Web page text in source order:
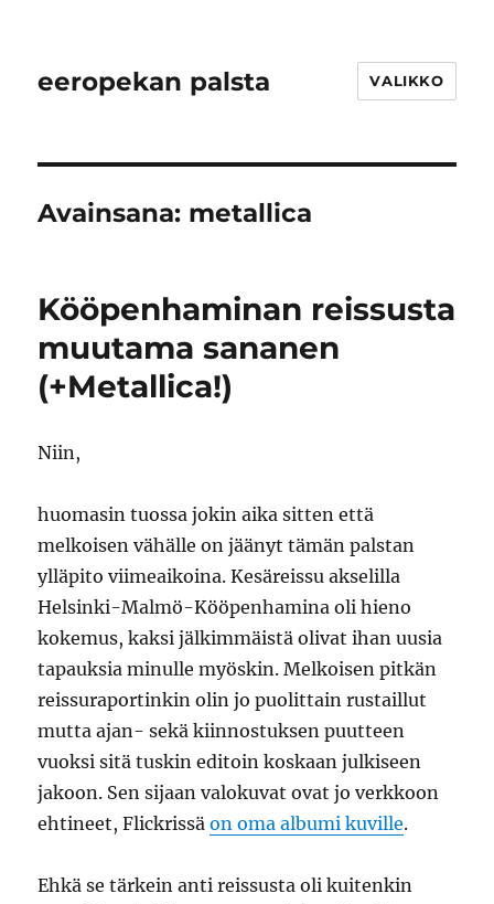
eeropekan palsta VALIKKO
Avainsana: metallica
Kööpenhaminan reissusta
muutama sananen
(+Metallica!)
Niin,
huomasin tuossa jokin aika sitten että
melkoisen vähälle on jäänyt tämän palstan
ylläpito viimeaikoina. Kesäreissu akselilla
Helsinki-Malmö-Kööpenhamina oli hieno
kokemus, kaksi jälkimmäistä olivat ihan uusia
tapauksia minulle myöskin. Melkoisen pitkän
reissuraportinkin olin jo puolittain rustaillut
mutta ajan- sekä kiinnostuksen puutteen
vuoksi sitä tuskin editoin koskaan julkiseen
jakoon. Sen sijaan valokuvat ovat jo verkkoon
ehtineet, Flickrissäon oma albumi kuville.
Ehkä se tärkein anti reissusta oli kuitenkin